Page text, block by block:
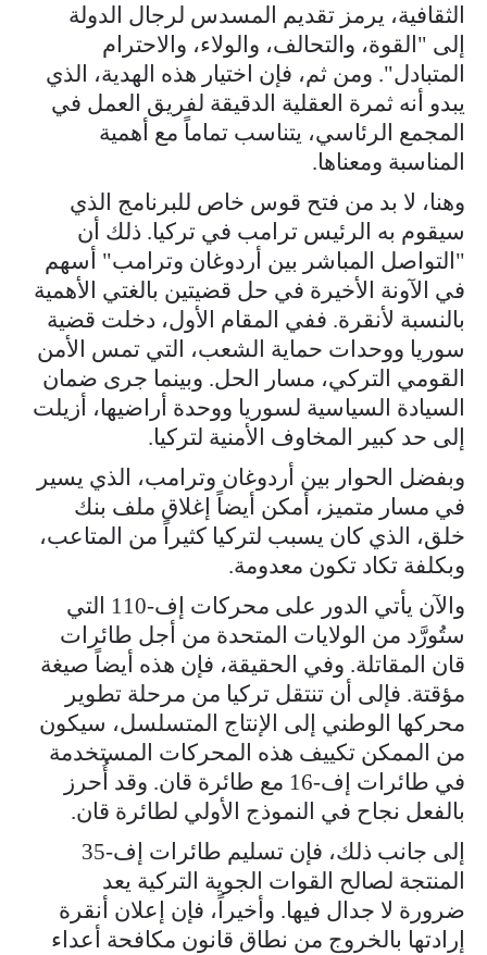
الثقافية، يرمز تقديم المسدس لرجال الدولة
إلى "القوة، والتحالف، والولاء، والاحترام
المتبادل". ومن ثم، فإن اختيار هذه الهدية، الذي
يبدو أنه ثمرة العقلية الدقيقة لفريق العمل في
المجمع الرئاسي، يتناسب تماماً مع أهمية
المناسبة ومعناها.
وهنا، لا بد من فتح قوس خاص للبرنامج الذي
سيقوم به الرئيس ترامب في تركيا. ذلك أن
"التواصل المباشر بين أردوغان وترامب" أسهم
في الآونة الأخيرة في حل قضيتين بالغتي الأهمية
بالنسبة لأنقرة. ففي المقام الأول، دخلت قضية
سوريا ووحدات حماية الشعب، التي تمس الأمن
القومي التركي، مسار الحل. وبينما جرى ضمان
السيادة السياسية لسوريا ووحدة أراضيها، أزيلت
إلى حد كبير المخاوف الأمنية لتركيا.
وبفضل الحوار بين أردوغان وترامب، الذي يسير
في مسار متميز، أمكن أيضاً إغلاق ملف بنك
خلق، الذي كان يسبب لتركيا كثيراً من المتاعب،
وبكلفة تكاد تكون معدومة.
والآن يأتي الدور على محركات إف-110 التي
ستُورَّد من الولايات المتحدة من أجل طائرات
قان المقاتلة. وفي الحقيقة، فإن هذه أيضاً صيغة
مؤقتة. فإلى أن تنتقل تركيا من مرحلة تطوير
محركها الوطني إلى الإنتاج المتسلسل، سيكون
من الممكن تكييف هذه المحركات المستخدمة
في طائرات إف-16 مع طائرة قان. وقد أُحرز
بالفعل نجاح في النموذج الأولي لطائرة قان.
إلى جانب ذلك، فإن تسليم طائرات إف-35
المنتجة لصالح القوات الجوية التركية يعد
ضرورة لا جدال فيها. وأخيراً، فإن إعلان أنقرة
إرادتها بالخروج من نطاق قانون مكافحة أعداء